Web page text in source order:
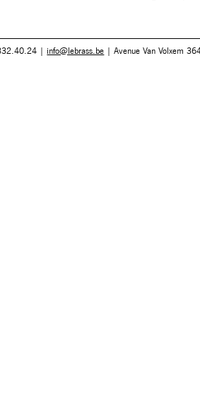
| info@lebrass.be | Avenue Van Volxem